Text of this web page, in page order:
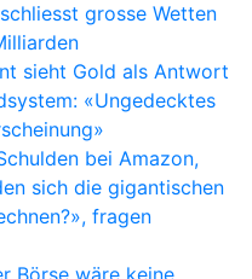
grosse Wetten
sieht Gold als Antwort
«Ungedecktes
bei Amazon,
sich die gigantischen
fragen